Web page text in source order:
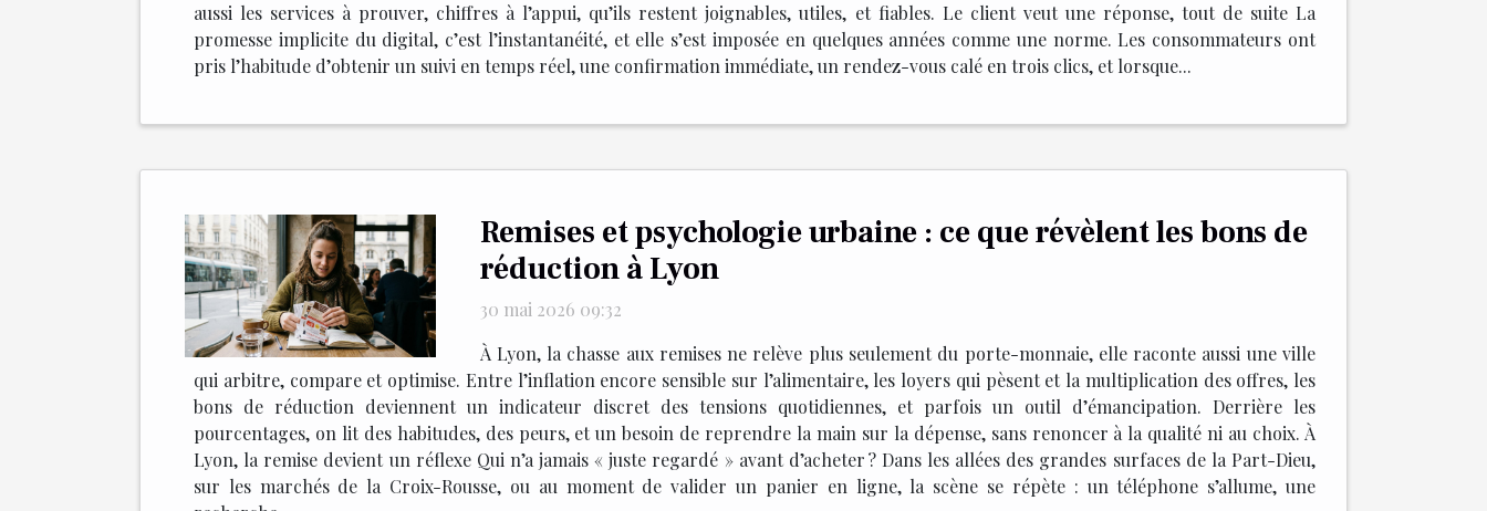
aussi les services à prouver, chiffres à l’appui, qu’ils restent joignables, utiles, et fiables. Le client veut une réponse, tout de suite La
promesse implicite du digital, c’est l’instantanéité, et elle s’est imposée en quelques années comme une norme. Les consommateurs ont
pris l’habitude d’obtenir un suivi en temps réel, une confirmation immédiate, un rendez-vous calé en trois clics, et lorsque...
Remises et psychologie urbaine : ce que révèlent les bons de
réduction à Lyon
30 mai 2026 09:32
À Lyon, la chasse aux remises ne relève plus seulement du porte-monnaie, elle raconte aussi une ville
qui arbitre, compare et optimise. Entre l’inflation encore sensible sur l’alimentaire, les loyers qui pèsent et la multiplication des offres, les
bons de réduction deviennent un indicateur discret des tensions quotidiennes, et parfois un outil d’émancipation. Derrière les
pourcentages, on lit des habitudes, des peurs, et un besoin de reprendre la main sur la dépense, sans renoncer à la qualité ni au choix. À
Lyon, la remise devient un réflexe Qui n’a jamais « juste regardé » avant d’acheter ? Dans les allées des grandes surfaces de la Part-Dieu,
sur les marchés de la Croix-Rousse, ou au moment de valider un panier en ligne, la scène se répète : un téléphone s’allume, une